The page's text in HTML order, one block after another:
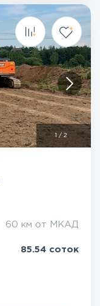
1 / 2
60 км от МКАД
85.54 соток